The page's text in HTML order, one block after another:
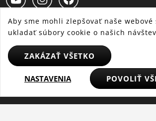
Priemer (cm)
16 | 16 | 20 | 20 |
Priemer
platne (cm)
14.5 | 14.5 | 18 |
SK
© 2025 WMF – Všetky práva
Aby sme mohli zlepšovať naše
ukladať súbory cookie o našich
ZAKÁZAŤ VŠETKO
NASTAVENIA POVOLIŤ